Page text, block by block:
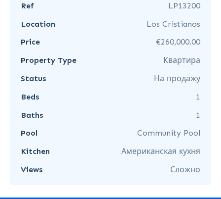
Ref
LP13200
Location
Los Cristianos
Price
€260,000.00
Property Type
Квартира
Status
На продажу
Beds
1
Baths
1
Pool
Community Pool
Kitchen
Американская кухня
Views
Сложно